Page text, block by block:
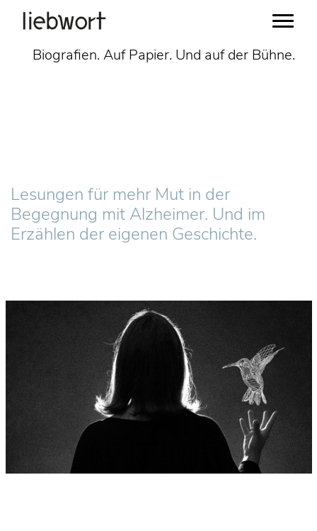
Biografien. Auf Papier. Und auf der Bühne.
Lesungen für mehr Mut in der
Begegnung mit Alzheimer. Und im
Erzählen der eigenen Geschichte.